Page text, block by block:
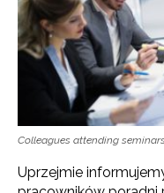
Colleagues attending
Uprzejmie